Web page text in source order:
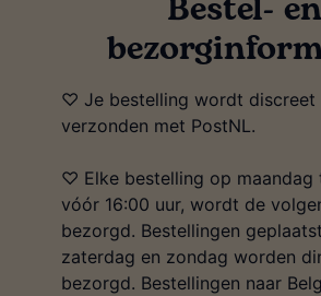
♡ Je bestelling wordt discreet
verzonden met PostNL.
♡ Elke bestelling op maandag
vóór 16:00 uur, wordt de
bezorgd. Bestellingen
zaterdag en zondag worden
bezorgd. Bestellingen naar